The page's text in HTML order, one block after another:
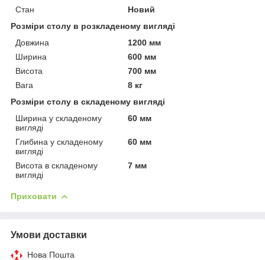
Стан
Новий
Розміри столу в розкладеному вигляді
Довжина
1200 мм
Ширина
600 мм
Висота
700 мм
Вага
8 кг
Розміри столу в складеному вигляді
Ширина у складеному
вигляді
60 мм
Глибина у складеному
вигляді
60 мм
Висота в складеному
вигляді
7 мм
Приховати
Умови доставки
Нова Пошта